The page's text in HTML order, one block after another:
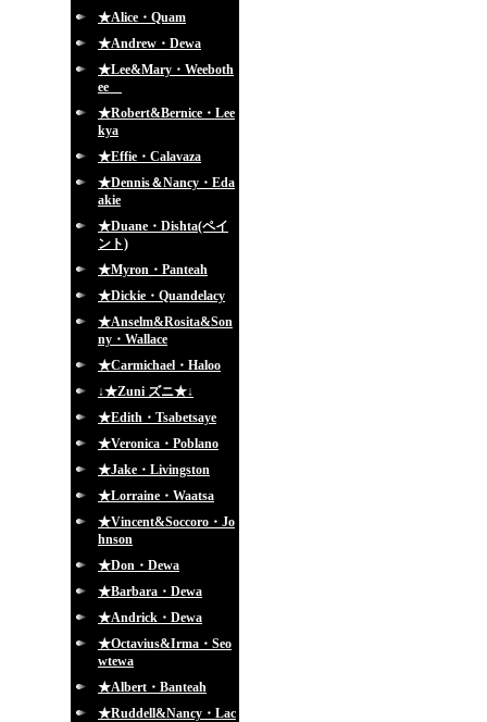
★Alice・Quam
★Andrew・Dewa
★Lee&Mary・Weeboth
ee
★Robert&Bernice・Lee
kya
★Effie・Calavaza
★Dennis＆Nancy・Eda
akie
★Duane・Dishta(ペイ
ント)
★Myron・Panteah
★Dickie・Quandelacy
★Anselm&Rosita&Son
ny・Wallace
★Carmichael・Haloo
↓★Zuni ズニ★↓
★Edith・Tsabetsaye
★Veronica・Poblano
★Jake・Livingston
★Lorraine・Waatsa
★Vincent&Soccoro・Jo
hnson
★Don・Dewa
★Barbara・Dewa
★Andrick・Dewa
★Octavius&Irma・Seo
wtewa
★Albert・Banteah
★Ruddell&Nancy・Lac